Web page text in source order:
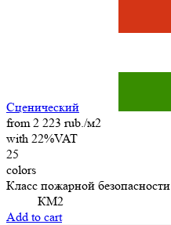
Сценический
from 2 223 rub./м2
with 22%VAT
25
colors
Класс пожарной безопасности
КМ2
Add to cart